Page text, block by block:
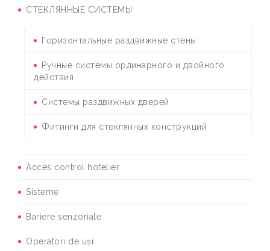
СТЕКЛЯННЫЕ СИСТЕМЫ
Горизонтальные раздвижные стены
Ручные системы ординарного и двойного
действия
Системы раздвижных дверей
Фитинги для стеклянных конструкций
Acces control hotelier
Sisteme
Bariere senzoriale
Operatori de uși